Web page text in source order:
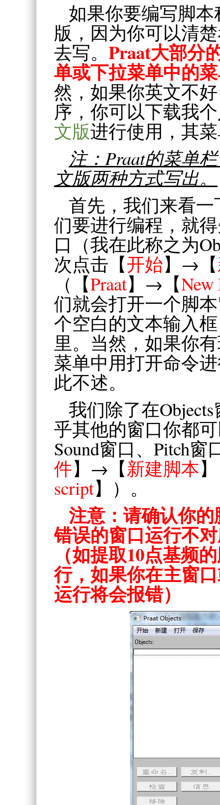
如果你要编写脚
版，因为你可以清
去写。 Praat大部分
单或下拉菜单中的
然，如果你英文不
序，你可以下载我
文版进行使用，其
注：Praat的菜单
文版两种方式写出。
首先，我们来看
们要进行编程，就
口（我在此称之为
次点击【开始】→【
（【Praat】→【New
们就会打开一个脚
个空白的文本输入
里。当然，如果你
菜单中用打开命令
此不述。
我们除了在
乎其他的窗口你都
Sound窗口、Pitch
件】→【新建脚本
script】）。
注意：请确认你
错误的窗口运行不
（如提取10点基频
行，如果你在主窗
运行将会报错）